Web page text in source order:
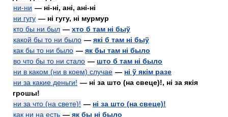
ни-ни — ні-ні, ані, ані-ні
ни гугу — ні гугу, ні мурмур
кто бы ни был — хто б там ні быў
какой бы то ни было — які б там ні быў
как бы то ни было — як бы там ні было
во что бы то ни стало — што б там ні было
ни в каком (ни в коем) случае — ні ў якім разе
ни за какие деньги! — ні за што (на свеце)!, ні за якія
грошы!
ни за что (на свете)! — ні за што (на свеце)!
как ни на есть — як бы ні было